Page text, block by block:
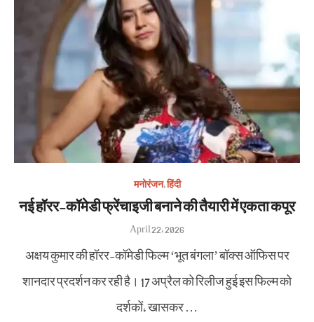
मनोरंजन,हिंदी
नई हॉरर-कॉमेडी फ्रेंचाइजी बनाने की तैयारी में एकता कपूर
Posted
on
April 22, 2026
अक्षय कुमार की हॉरर-कॉमेडी फिल्म ‘भूत बंगला’ बॉक्स ऑफिस पर
शानदार प्रदर्शन कर रही है। 17 अप्रैल को रिलीज हुई इस फिल्म को
दर्शकों, खासकर …